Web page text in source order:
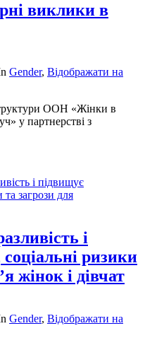
виклики в
Gender, Відображати на
ООН «Жінки в
у партнерстві з
і
ризики
жінок і дівчат
Gender, Відображати на